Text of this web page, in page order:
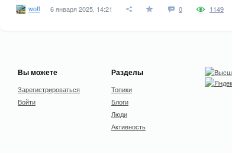
woff 6 января 2025, 14:21 0 1149
Вы можете
Зарегистрироваться
Войти
Разделы
Топики
Блоги
Люди
Активность